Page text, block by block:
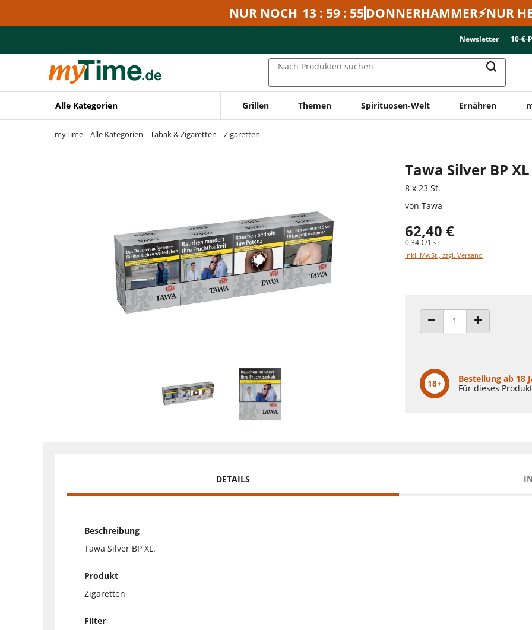
Zur Navigation springen
NUR NOCH 13 : 59 : 55DONNERHAMMER⚡NUR
Newsletter 10-€-
Nach Produkten suchen
Alle Kategorien Grillen Themen Spirituosen-Welt Ernähren
myTime Alle Kategorien Tabak & Zigaretten Zigaretten
Tawa Silver BP XL
8 x 23 St.
von Tawa
62,40 €
0,34 €/1 st
inkl. MwSt., zzgl. Versand
ANZAHL VERRINGERNANZAHL ERHÖHEN
18+
Bestellung ab 18
Für dieses
DETAILS
Beschreibung
Tawa Silver BP XL.
Produkt
Zigaretten
Filter